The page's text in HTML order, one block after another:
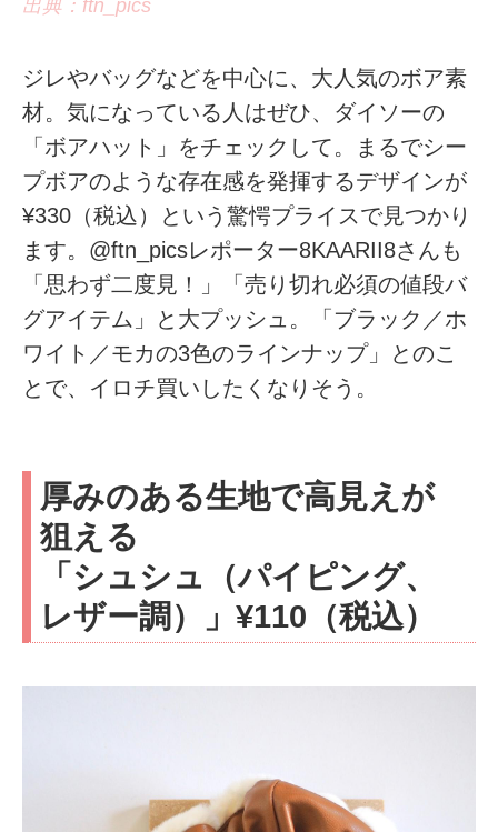
出典：ftn_pics
ジレやバッグなどを中心に、大人気のボア素
材。気になっている人はぜひ、ダイソーの
「ボアハット」をチェックして。まるでシー
プボアのような存在感を発揮するデザインが
¥330（税込）という驚愕プライスで見つかり
ます。@ftn_picsレポーター8KAARII8さんも
「思わず二度見！」「売り切れ必須の値段バ
グアイテム」と大プッシュ。「ブラック／ホ
ワイト／モカの3色のラインナップ」とのこ
とで、イロチ買いしたくなりそう。
厚みのある生地で高見えが
狙える
「シュシュ（パイピング、
レザー調）」¥110（税込）